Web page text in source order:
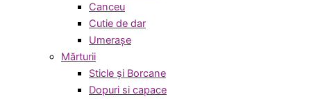
Canceu
Cutie de dar
Umerașe
Mărturii
Sticle și Borcane
Dopuri si capace